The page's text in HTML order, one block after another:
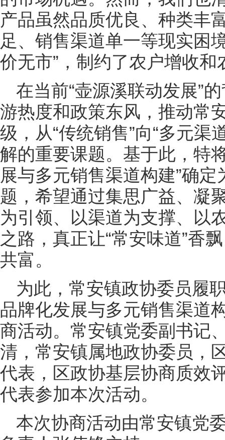
产品虽然品质优良、种类丰
足、销售渠道单一等现实困
价无市”，制约了农户增收和
在当前“壶源溪联动发展”
游热度和政策东风，推动常
级，从“传统销售”向“多元渠
解的重要课题。基于此，特
展与多元销售渠道构建”确
题，希望通过集思广益、凝
为引领、以渠道为支撑、以
之路，真正让“常安味道”香
共富。
为此，常安镇政协委员履
品牌化发展与多元销售渠道
商活动。常安镇党委副书记
清，常安镇属地政协委员，
代表，区政协基层协商质效
代表参加本次活动。
本次协商活动由常安镇党